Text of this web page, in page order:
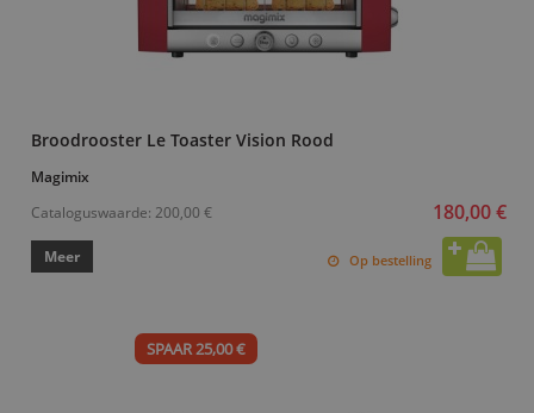
Broodrooster Le Toaster Vision Rood
Magimix
Cataloguswaarde: 200,00 € 180,00 €
Meer Op bestelling
SPAAR 25,00 €